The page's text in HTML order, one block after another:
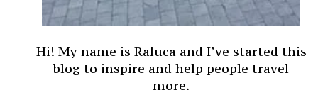
Hi! My name is Raluca and I’ve started this
blog to inspire and help people travel
more.